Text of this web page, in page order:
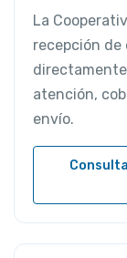
La
recepción de
atención,
envío.